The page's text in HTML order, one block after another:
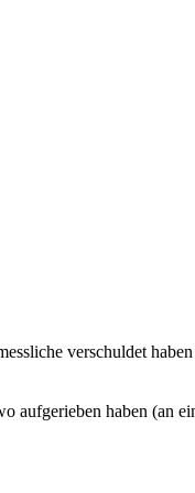
verschuldet
aufgerieben haben (an